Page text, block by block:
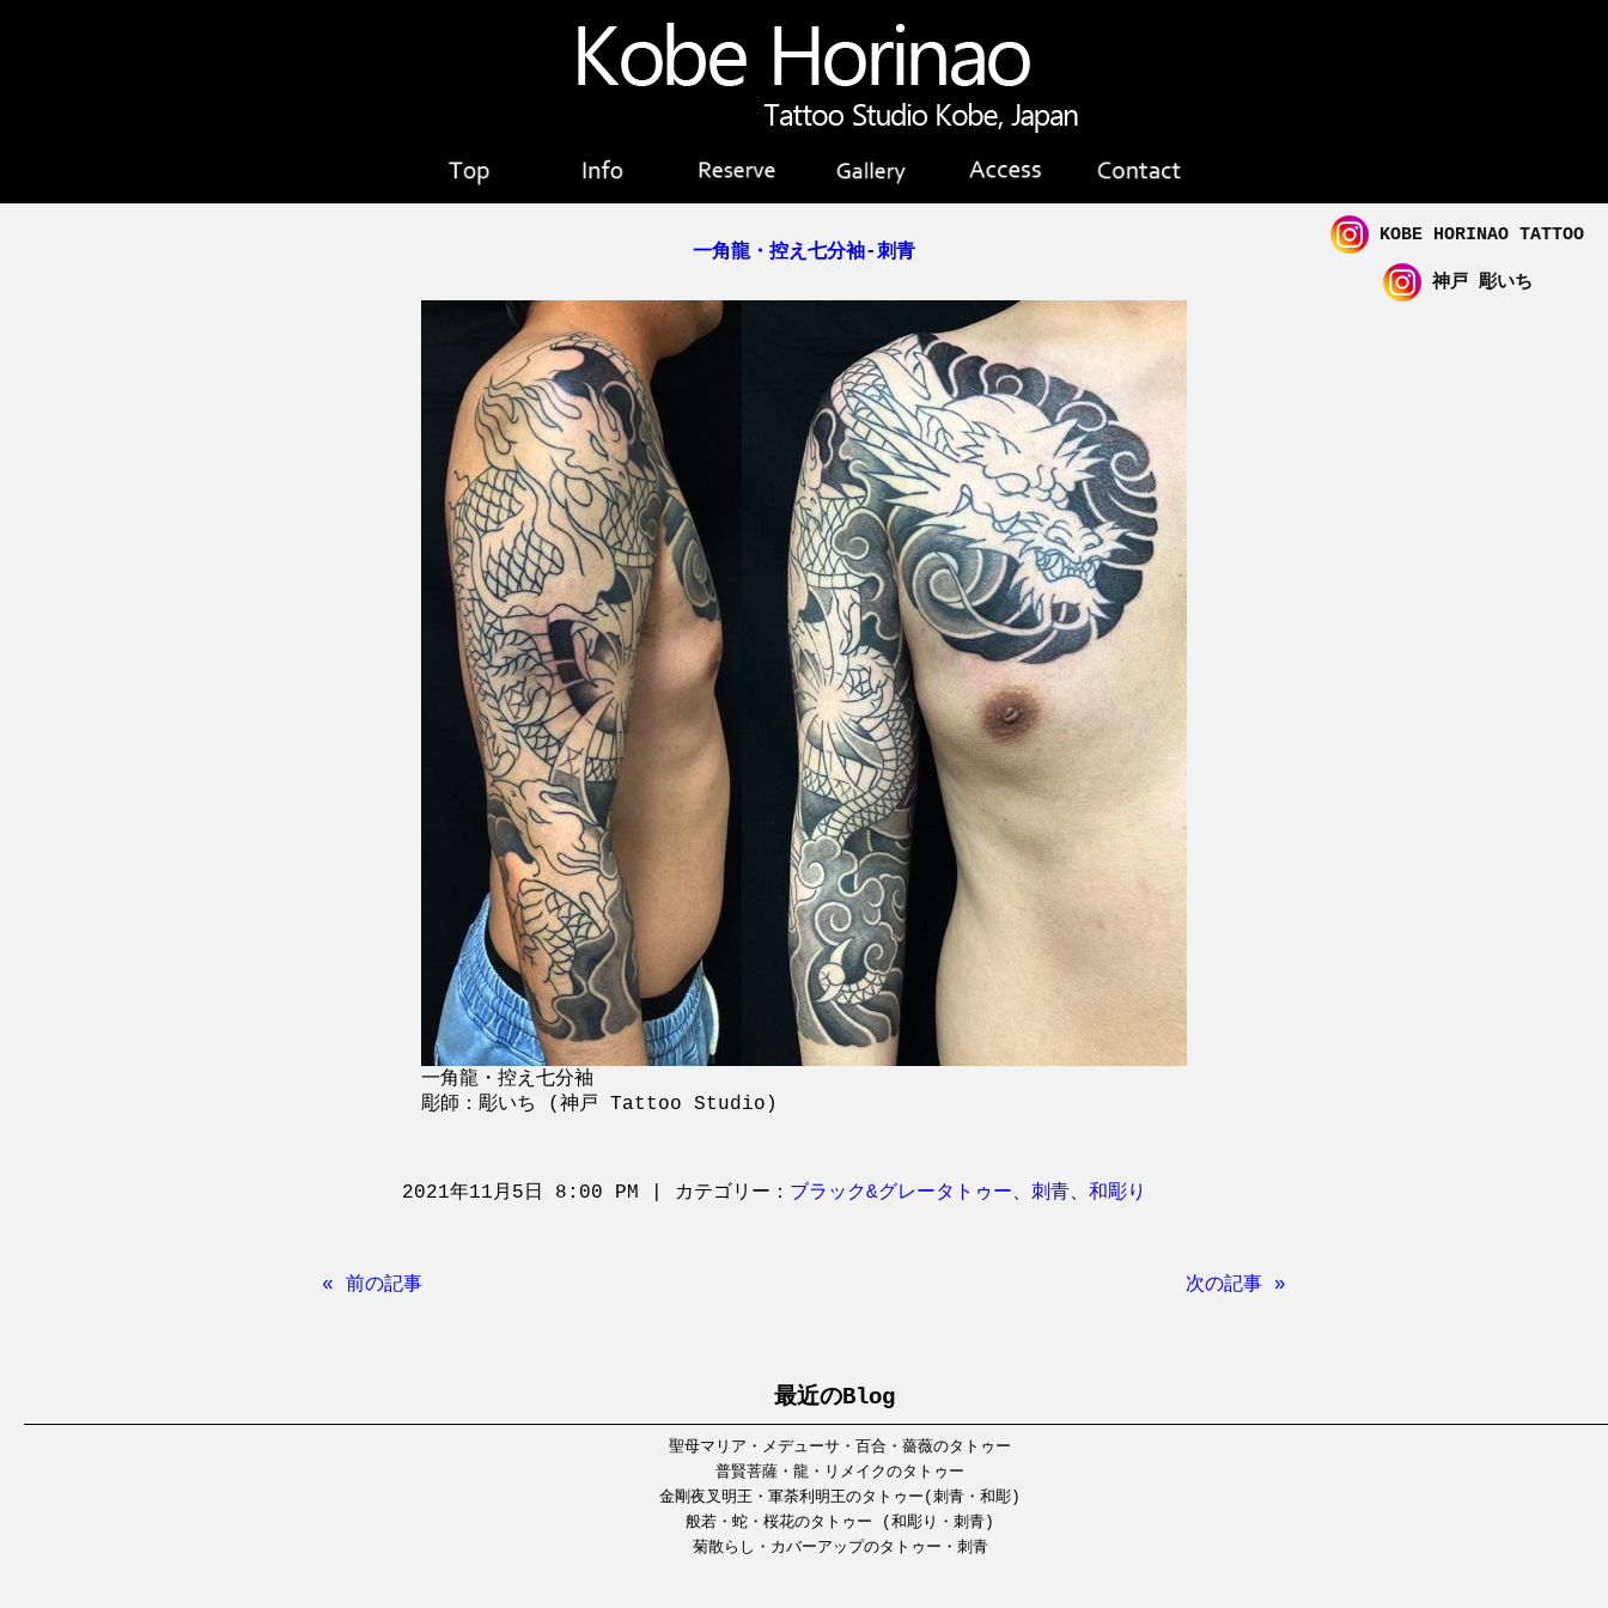
KOBE HORINAO TATTOO
神戸 彫いち
一角龍・控え七分袖-刺青
一角龍・控え七分袖
彫師：彫いち (神戸 Tattoo Studio)
2021年11月5日 8:00 PM | カテゴリー： ブラック&グレータトゥー、 刺青、 和彫り
« 前の記事 次の記事 »
最近のBlog
聖母マリア・メデューサ・百合・薔薇のタトゥー
普賢菩薩・龍・リメイクのタトゥー
金剛夜叉明王・軍荼利明王のタトゥー(刺青・和彫)
般若・蛇・桜花のタトゥー (和彫り・刺青)
菊散らし・カバーアップのタトゥー・刺青